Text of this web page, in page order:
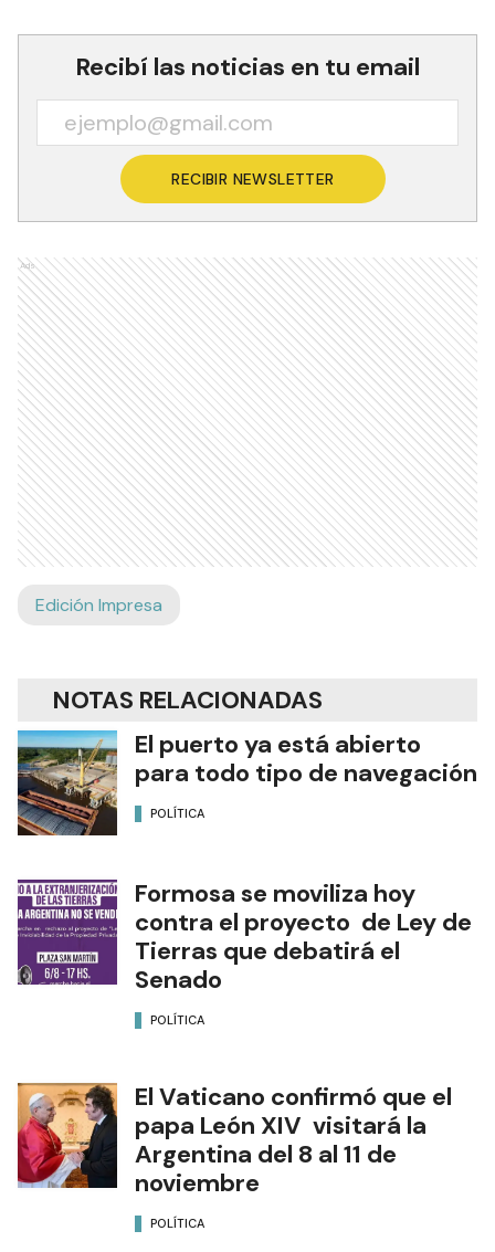
Recibí las noticias en tu email
RECIBIR NEWSLETTER
Ads
Edición Impresa
NOTAS RELACIONADAS
El puerto ya está abierto
para todo tipo de navegación
POLÍTICA
Formosa se moviliza hoy
contra el proyecto de Ley de
Tierras que debatirá el
Senado
POLÍTICA
El Vaticano confirmó que el
papa León XIV visitará la
Argentina del 8 al 11 de
noviembre
POLÍTICA